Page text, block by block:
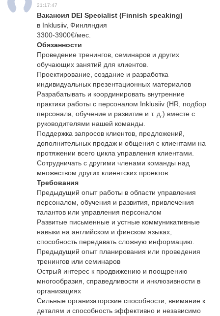
21:17:47
Вакансия DEI Specialist (Finnish speaking)
в Inklusiiv, Финляндия
3300-3900€/мес.
Обязанности
Проведение тренингов, семинаров и других
обучающих занятий для клиентов.
Проектирование, создание и разработка
индивидуальных презентационных материалов
Разрабатывать и координировать внутренние
практики работы с персоналом Inklusiiv (HR, подбор
персонала, обучение и развитие и т. д.) вместе с
руководителями нашей команды.
Поддержка запросов клиентов, предложений,
дополнительных продаж и общения с клиентами на
протяжении всего цикла управления клиентами.
Сотрудничать с другими членами команды над
множеством других клиентских проектов.
Требования
Предыдущий опыт работы в области управления
персоналом, обучения и развития, привлечения
талантов или управления персоналом
Развитые письменные и устные коммуникативные
навыки на английском и финском языках,
способность передавать сложную информацию.
Предыдущий опыт планирования или проведения
тренингов или семинаров
Острый интерес к продвижению и поощрению
многообразия, справедливости и инклюзивности в
организациях
Сильные организаторские способности, внимание к
деталям и способность эффективно и независимо